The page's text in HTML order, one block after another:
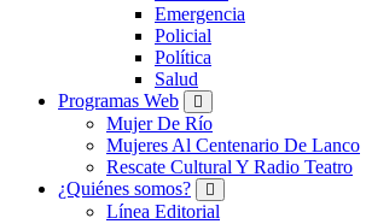
Emergencia
Policial
Política
Salud
Programas Web
Mujer De Río
Mujeres Al Centenario De Lanco
Rescate Cultural Y Radio Teatro
¿Quiénes somos?
Línea Editorial